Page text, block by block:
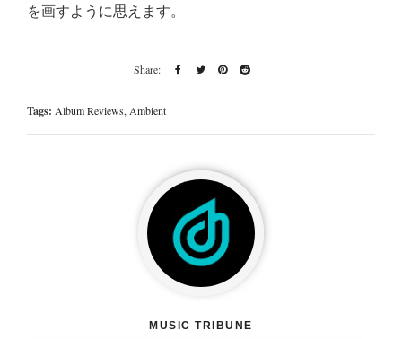
を画すように思えます。
Tags: Album Reviews,Ambient
MUSIC TRIBUNE